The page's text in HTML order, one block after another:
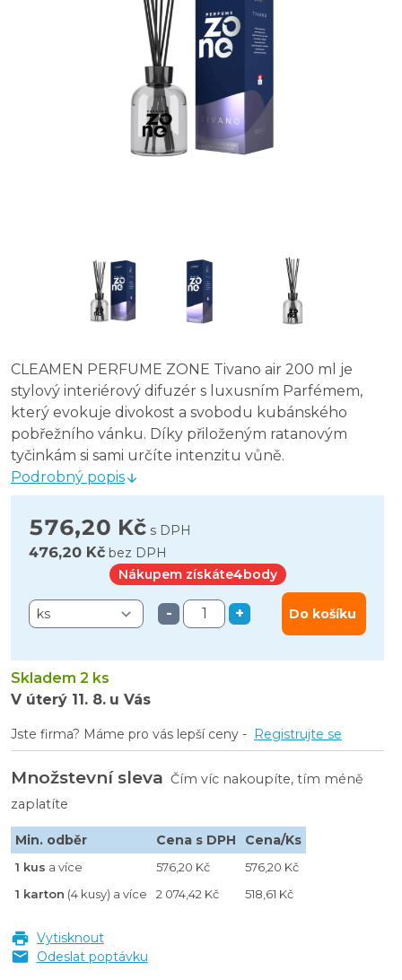
CLEAMEN PERFUME ZONE Tivano air 200 ml je
stylový interiérový difuzér s luxusním Parfémem,
který evokuje divokost a svobodu kubánského
pobřežního vánku. Díky přiloženým ratanovým
tyčinkám si sami určíte intenzitu vůně.
Podrobný popis
576,20 Kč s DPH
476,20 Kč bez DPH
Nákupem získáte4body
- + Do košíku
Skladem 2 ks
V úterý 11. 8. u Vás
Jste firma? Máme pro vás lepší ceny - Registrujte se
Množstevní sleva Čím víc nakoupíte, tím méně
zaplatíte
Min. odběr Cena s DPH Cena/Ks
1 kus a více 576,20 Kč
576,20 Kč
1 karton (4 kusy) a více 2 074,42 Kč 518,61 Kč
Vytisknout
Odeslat poptávku